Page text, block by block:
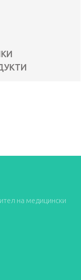
на медицински